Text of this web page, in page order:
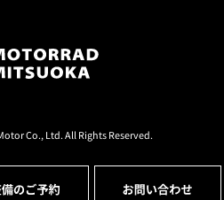
Co., Ltd. All Rights Reserved.